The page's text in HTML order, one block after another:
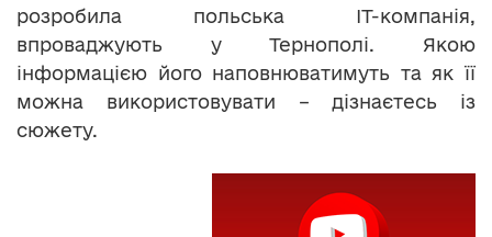
розробила польська ІТ-компанія,
впроваджують у Тернополі. Якою
інформацією його наповнюватимуть та як її
можна використовувати – дізнаєтесь із
сюжету.